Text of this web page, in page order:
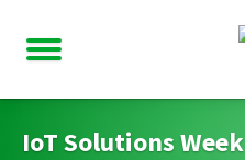
IoT Solutions Week